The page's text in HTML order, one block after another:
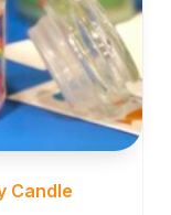
Candle